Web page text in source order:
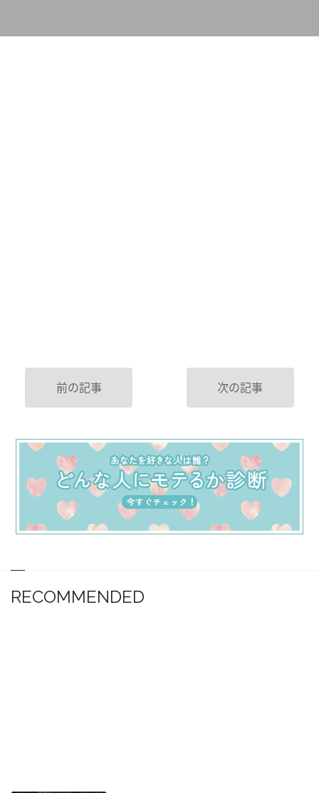
前の記事 次の記事
RECOMMENDED